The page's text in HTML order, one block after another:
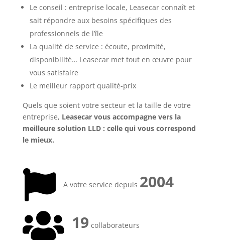
Le conseil : entreprise locale, Leasecar connaît et
sait répondre aux besoins spécifiques des
professionnels de l’île
La qualité de service : écoute, proximité,
disponibilité… Leasecar met tout en œuvre pour
vous satisfaire
Le meilleur rapport qualité-prix
Quels que soient votre secteur et la taille de votre
entreprise, Leasecar vous accompagne vers la
meilleure solution LLD : celle qui vous correspond
le mieux.
 A votre service depuis 2004
 19 collaborateurs